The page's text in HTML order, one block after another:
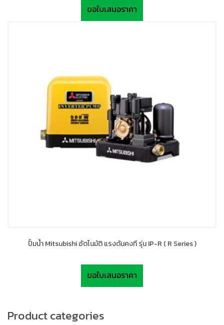
ขอใบเสนอราคา
ปั้มน้ำ Mitsubishi อัตโนมัติ แรงดันคงที รุ่น IP-R ( R Series )
ขอใบเสนอราคา
Product categories